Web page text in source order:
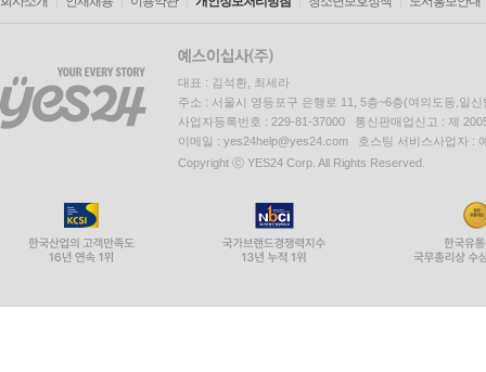
대표 : 김석환, 최세라
주소 : 서울시 영등포구 은행로 11, 5층~6층(여의도동,일신
사업자등록번호 : 229-81-37000 통신판매업신고 : 제
이메일 : yes24help@yes24.com 호스팅 서비스사업자 :
Copyright ⓒ YES24 Corp. All Rights Reserved.